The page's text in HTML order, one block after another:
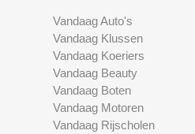
Vandaag Auto's
Vandaag Klussen
Vandaag Koeriers
Vandaag Beauty
Vandaag Boten
Vandaag Motoren
Vandaag Rijscholen